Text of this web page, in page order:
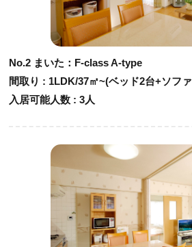
No.2 まいた：F-class A-type
間取り : 1LDK/37㎡~(ベッド2台+ソフ
入居可能人数 : 3人